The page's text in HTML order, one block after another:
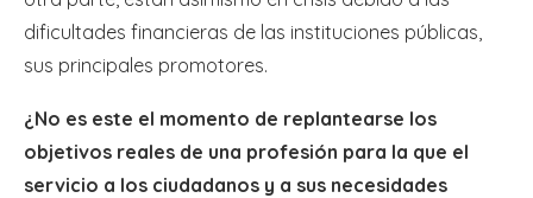
dificultades financieras de las instituciones públicas,
sus principales promotores.
¿No es este el momento de replantearse los
objetivos reales de una profesión para la que el
servicio a los ciudadanos y a sus necesidades